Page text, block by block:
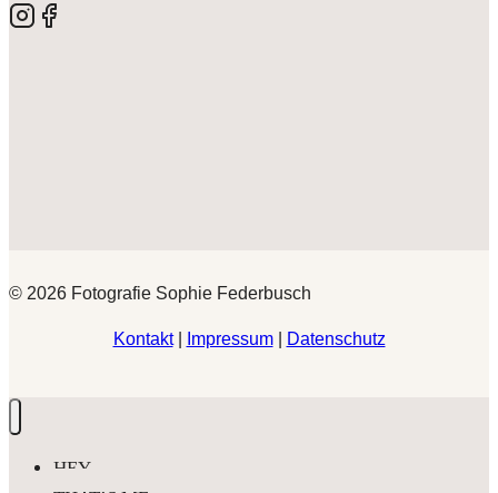
© 2026 Fotografie Sophie Federbusch
Kontakt| Impressum| Datenschutz
HEY